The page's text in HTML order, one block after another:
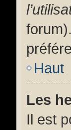
Haut
Les
Il est